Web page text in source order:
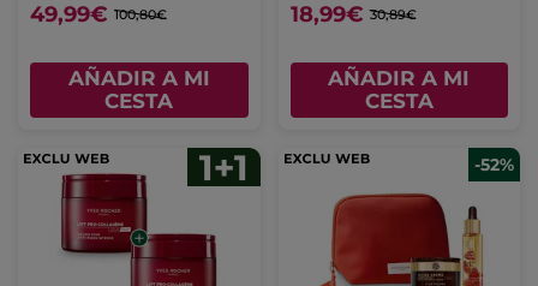
49,99€ 100,80€
AÑADIR A MI
CESTA
18,99€ 30,89€
AÑADIR A MI
CESTA
-52%